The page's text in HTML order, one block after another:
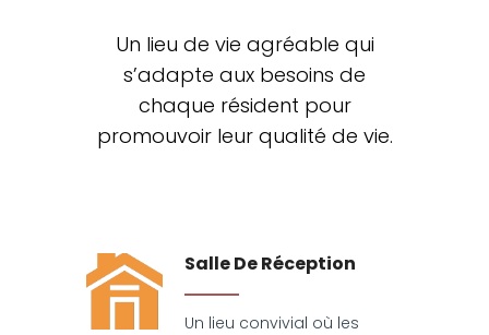
Un lieu de vie agréable qui
s’adapte aux besoins de
chaque résident pour
promouvoir leur qualité de vie.
Salle De Réception
Un lieu convivial où les